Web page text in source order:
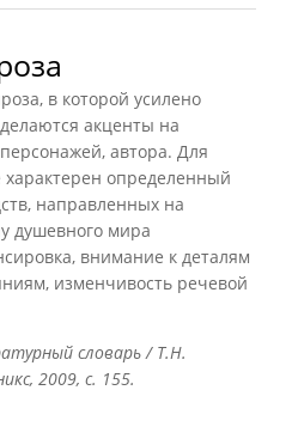
в которой усилено
акценты на
автора. Для
определенный
направленных на
душевного мира
внимание к деталям
изменчивость речевой
словарь / Т.Н.
2009, с. 155.